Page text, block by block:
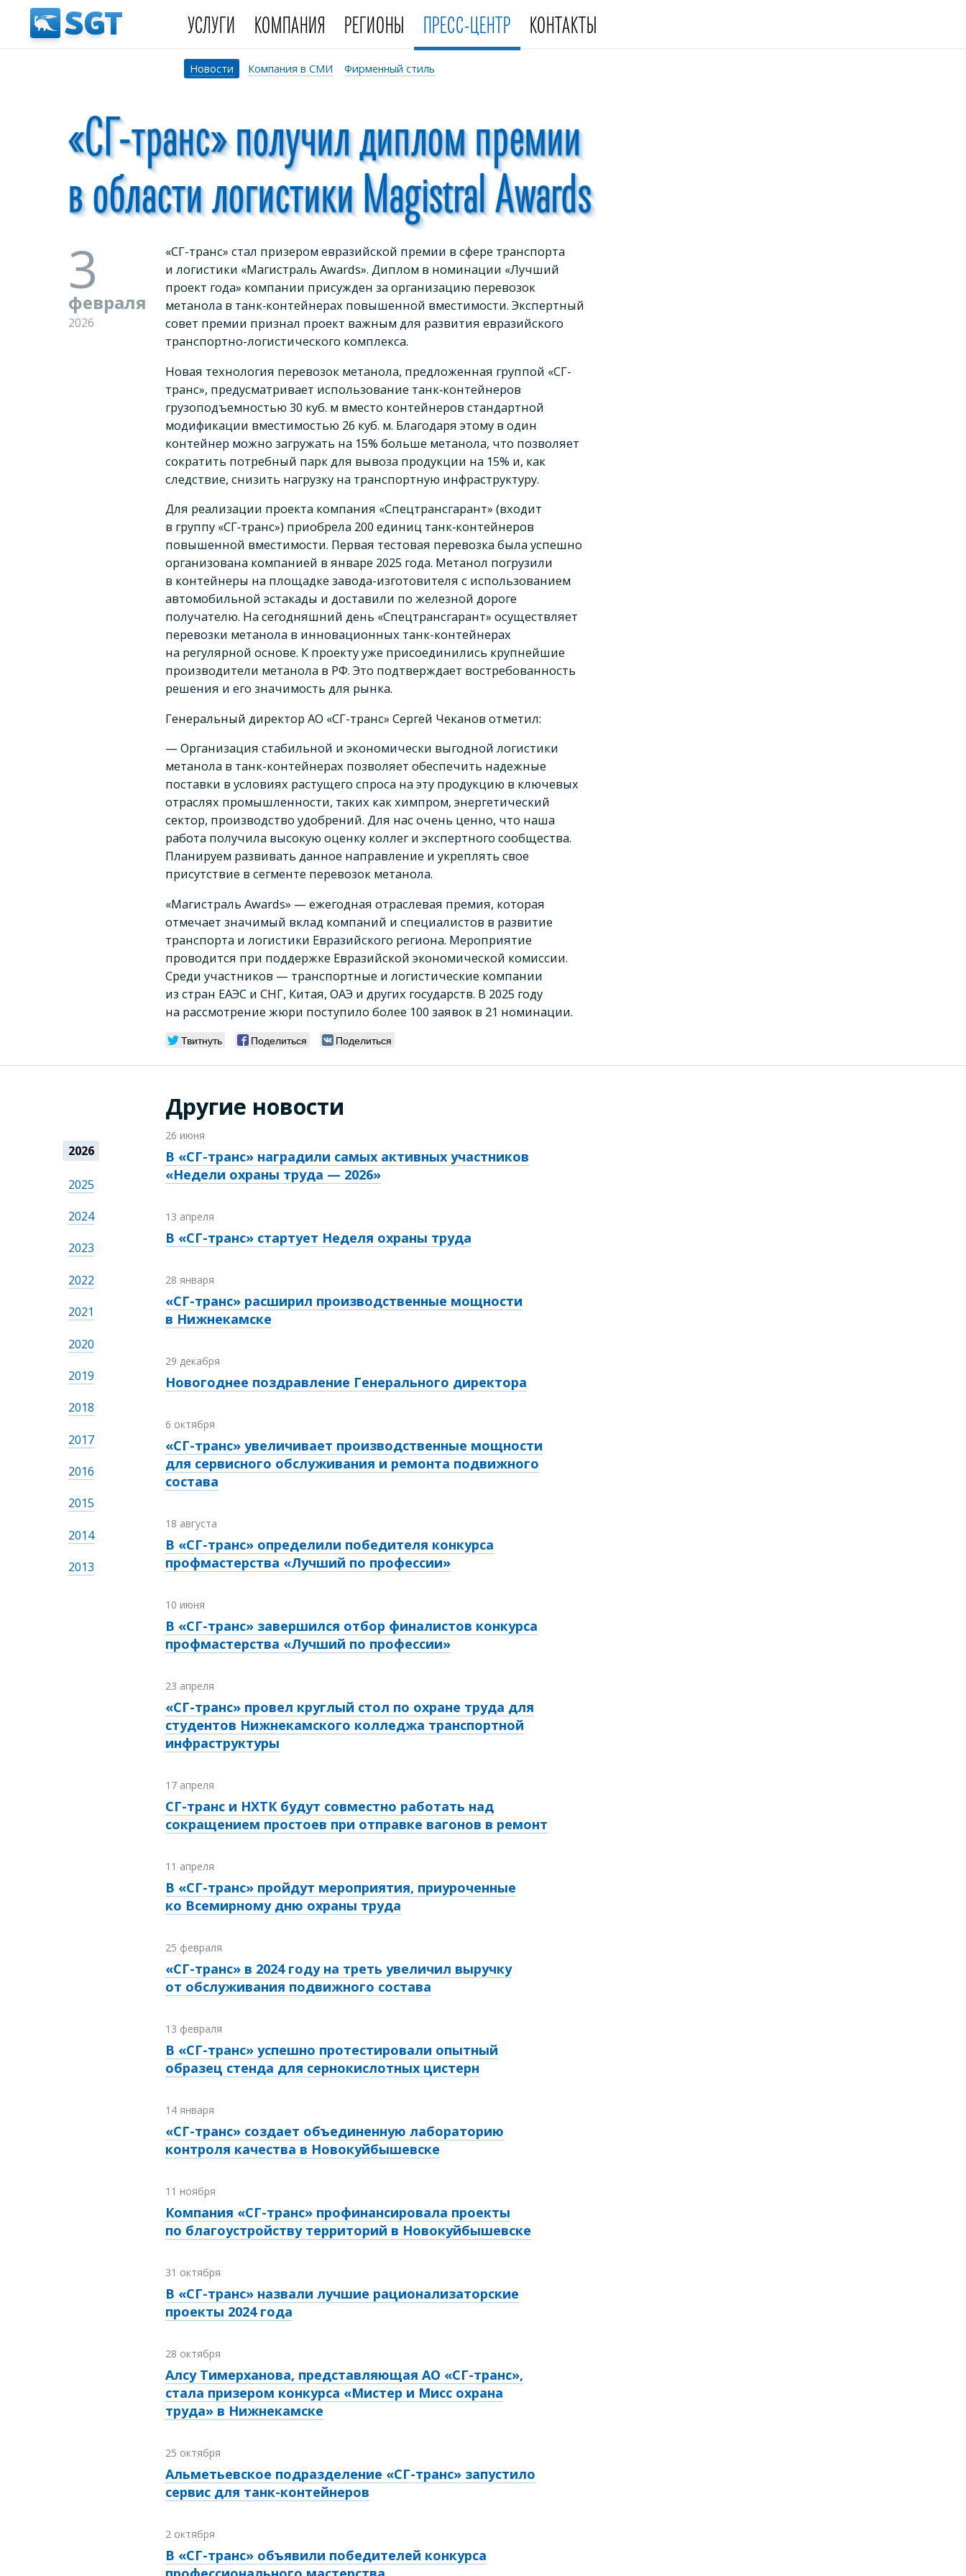
УСЛУГИ КОМПАНИЯ РЕГИОНЫ ПРЕСС-ЦЕНТР КОНТАКТЫ
Новости Компания в СМИ Фирменный стиль
«СГ-транс» получил диплом премии
в области логистики Magistral Awards
3
февраля
2026
«СГ-транс» стал призером евразийской премии в сфере транспорта
и логистики «Магистраль Awards». Диплом в номинации «Лучший
проект года» компании присужден за организацию перевозок
метанола в танк‑контейнерах повышенной вместимости. Экспертный
совет премии признал проект важным для развития евразийского
транспортно-логистического комплекса.
Новая технология перевозок метанола, предложенная группой «СГ-
транс», предусматривает использование танк‑контейнеров
грузоподъемностью 30 куб. м вместо контейнеров стандартной
модификации вместимостью 26 куб. м. Благодаря этому в один
контейнер можно загружать на 15% больше метанола, что позволяет
сократить потребный парк для вывоза продукции на 15% и, как
следствие, снизить нагрузку на транспортную инфраструктуру.
Для реализации проекта компания «Спецтрансгарант» (входит
в группу «СГ‑транс») приобрела 200 единиц танк‑контейнеров
повышенной вместимости. Первая тестовая перевозка была успешно
организована компанией в январе 2025 года. Метанол погрузили
в контейнеры на площадке завода-изготовителя с использованием
автомобильной эстакады и доставили по железной дороге
получателю. На сегодняшний день «Спецтрансгарант» осуществляет
перевозки метанола в инновационных танк-контейнерах
на регулярной основе. К проекту уже присоединились крупнейшие
производители метанола в РФ. Это подтверждает востребованность
решения и его значимость для рынка.
Генеральный директор АО «СГ-транс» Сергей Чеканов отметил:
— Организация стабильной и экономически выгодной логистики
метанола в танк-контейнерах позволяет обеспечить надежные
поставки в условиях растущего спроса на эту продукцию в ключевых
отраслях промышленности, таких как химпром, энергетический
сектор, производство удобрений. Для нас очень ценно, что наша
работа получила высокую оценку коллег и экспертного сообщества.
Планируем развивать данное направление и укреплять свое
присутствие в сегменте перевозок метанола.
«Магистраль Awards» — ежегодная отраслевая премия, которая
отмечает значимый вклад компаний и специалистов в развитие
транспорта и логистики Евразийского региона. Мероприятие
проводится при поддержке Евразийской экономической комиссии.
Среди участников — транспортные и логистические компании
из стран ЕАЭС и СНГ, Китая, ОАЭ и других государств. В 2025 году
на рассмотрение жюри поступило более 100 заявок в 21 номинации.
Твитнуть Поделиться Поделиться
Другие новости
2026
2025
2024
2023
2022
2021
2020
2019
2018
2017
2016
2015
2014
2013
26 июня
В «СГ-транс» наградили самых активных участников
«Недели охраны труда — 2026»
13 апреля
В «СГ-транс» стартует Неделя охраны труда
28 января
«СГ-транс» расширил производственные мощности
в Нижнекамске
29 декабря
Новогоднее поздравление Генерального директора
6 октября
«СГ-транс» увеличивает производственные мощности
для сервисного обслуживания и ремонта подвижного
состава
18 августа
В «СГ-транс» определили победителя конкурса
профмастерства «Лучший по профессии»
10 июня
В «СГ-транс» завершился отбор финалистов конкурса
профмастерства «Лучший по профессии»
23 апреля
«СГ-транс» провел круглый стол по охране труда для
студентов Нижнекамского колледжа транспортной
инфраструктуры
17 апреля
СГ-транс и НХТК будут совместно работать над
сокращением простоев при отправке вагонов в ремонт
11 апреля
В «СГ-транс» пройдут мероприятия, приуроченные
ко Всемирному дню охраны труда
25 февраля
«СГ-транс» в 2024 году на треть увеличил выручку
от обслуживания подвижного состава
13 февраля
В «СГ-транс» успешно протестировали опытный
образец стенда для сернокислотных цистерн
14 января
«СГ-транс» создает объединенную лабораторию
контроля качества в Новокуйбышевске
11 ноября
Компания «СГ-транс» профинансировала проекты
по благоустройству территорий в Новокуйбышевске
31 октября
В «СГ-транс» назвали лучшие рационализаторские
проекты 2024 года
28 октября
Алсу Тимерханова, представляющая АО «СГ-транс»,
стала призером конкурса «Мистер и Мисс охрана
труда» в Нижнекамске
25 октября
Альметьевское подразделение «СГ-транс» запустило
сервис для танк-контейнеров
2 октября
В «СГ-транс» объявили победителей конкурса